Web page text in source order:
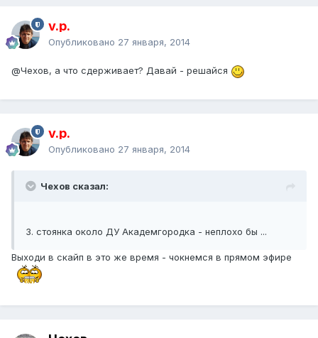
v.p.
Опубликовано 27 января, 2014
@Чехов, а что сдерживает? Давай - решайся
v.p.
Опубликовано 27 января, 2014
Чехов сказал:
3. стоянка около ДУ Академгородка - неплохо бы ...
Выходи в скайп в это же время - чокнемся в прямом эфире